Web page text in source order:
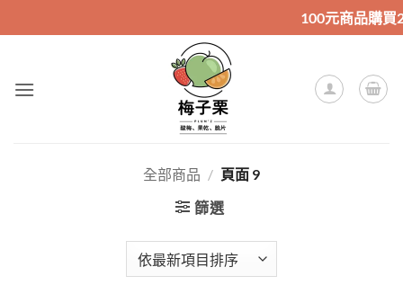
to
100元商品購買20包
全部商品 / 頁面 9
篩選